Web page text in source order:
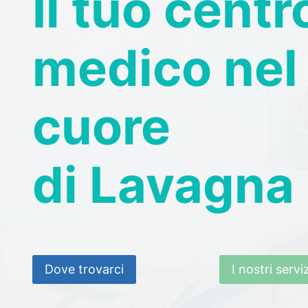
medico nel
cuore
di Lavagna
Dove trovarci I nostri